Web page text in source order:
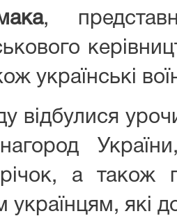
,
українські
відбулися
а також
які